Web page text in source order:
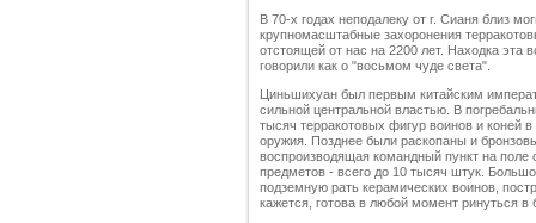
В 70-х годах неподалеку от г. Сианя близ
крупномасштабные захоронения
отстоящей от нас на 2200 лет. Находка эта
говорили как о "восьмом чуде света".
Циньшихуан был первым китайским
сильной центральной властью. В
тысяч терракотовых фигур воинов и коней
оружия. Позднее были раскопаны и
воспроизводящая командный пункт на поле
предметов - всего до 10 тысяч штук.
подземную рать керамических воинов,
кажется, готова в любой момент ринуться в